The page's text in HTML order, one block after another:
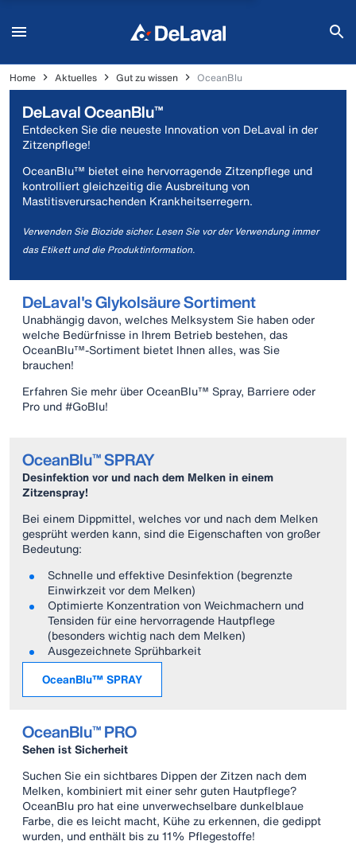
Home Aktuelles Gut zu wissen OceanBlu
DeLaval OceanBlu™
Entdecken Sie die neueste Innovation von DeLaval in der
Zitzenpflege!
OceanBlu™ bietet eine hervorragende Zitzenpflege und
kontrolliert gleichzeitig die Ausbreitung von
Mastitisverursachenden Krankheitserregern.
Verwenden Sie Biozide sicher. Lesen Sie vor der Verwendung immer
das Etikett und die Produktinformation.
DeLaval's Glykolsäure Sortiment
Unabhängig davon, welches Melksystem Sie haben oder
welche Bedürfnisse in Ihrem Betrieb bestehen, das
OceanBlu™-Sortiment bietet Ihnen alles, was Sie
brauchen!
Erfahren Sie mehr über OceanBlu™ Spray, Barriere oder
Pro und #GoBlu!
OceanBlu™ SPRAY
Desinfektion vor und nach dem Melken in einem
Zitzenspray!
Bei einem Dippmittel, welches vor und nach dem Melken
gesprüht werden kann, sind die Eigenschaften von großer
Bedeutung:
Schnelle und effektive Desinfektion (begrenzte
Einwirkzeit vor dem Melken)
Optimierte Konzentration von Weichmachern und
Tensiden für eine hervorragende Hautpflege
(besonders wichtig nach dem Melken)
Ausgezeichnete Sprühbarkeit
OceanBlu™ SPRAY
OceanBlu™ PRO
Sehen ist Sicherheit
Suchen Sie ein sichtbares Dippen der Zitzen nach dem
Melken, kombiniert mit einer sehr guten Hautpflege?
OceanBlu pro hat eine unverwechselbare dunkelblaue
Farbe, die es leicht macht, Kühe zu erkennen, die gedippt
wurden, und enthält bis zu 11% Pflegestoffe!